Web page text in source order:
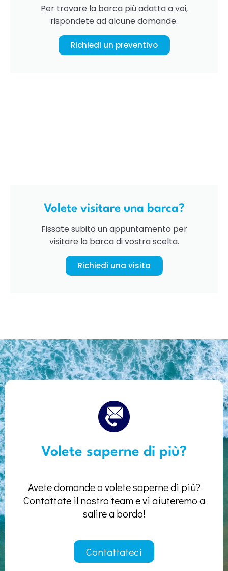
Per trovare la barca più adatta a voi,
rispondete ad alcune domande.
Richiedi un preventivo
Volete visitare una barca?
Fissate subito un appuntamento per
visitare la barca di vostra scelta.
Richiedi una visita
Volete saperne di più?
Avete domande o volete saperne di più?
Contattate il nostro team e vi aiuteremo a
salire a bordo!
Contattateci